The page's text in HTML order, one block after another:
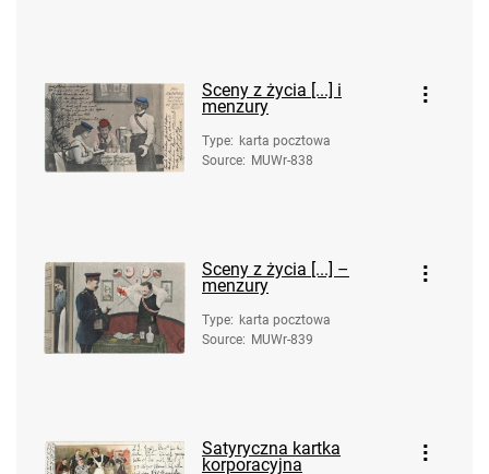
Sceny z życia [...] i
menzury
Type: karta pocztowa
Source: MUWr-838
Sceny z życia [...] –
menzury
Type: karta pocztowa
Source: MUWr-839
Satyryczna kartka
korporacyjna